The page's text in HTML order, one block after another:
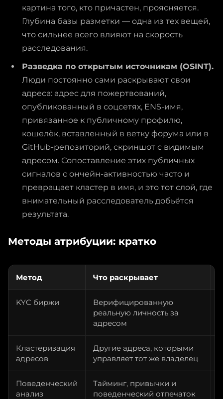
картина того, кто причастен, проясняется.
Глубина базы разметки — одна из тех вещей,
что сильнее всего влияют на скорость
расследования.
Разведка по открытым источникам (OSINT).
Люди постоянно сами раскрывают свои
адреса: адрес для пожертвований,
опубликованный в соцсетях, ENS-имя,
привязанное к публичному профилю,
кошелёк, вставленный в ветку форума или в
GitHub-репозиторий, скриншот с видимым
адресом. Сопоставление этих публичных
сигналов с ончейн-активностью часто и
превращает кластер в имя, и это тот слой, где
внимательный расследователь добьётся
результата.
Методы атрибуции: кратко
Метод Что раскрывает
KYC биржи
Верифицированную
реальную личность за
адресом
Кластеризация
адресов
Другие адреса, которыми
управляет тот же владелец
Поведенческий
анализ
Тайминг, привычки и
поведенческий отпечаток